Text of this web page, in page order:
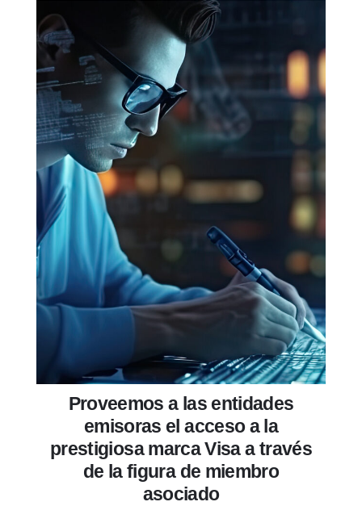
Proveemos a las entidades
emisoras el acceso a la
prestigiosa marca Visa a través
de la figura de miembro
asociado